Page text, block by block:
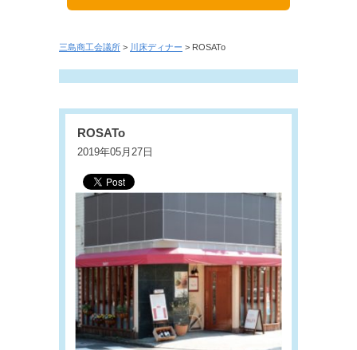
三島商工会議所 > 川床ディナー > ROSATo
ROSATo
2019年05月27日